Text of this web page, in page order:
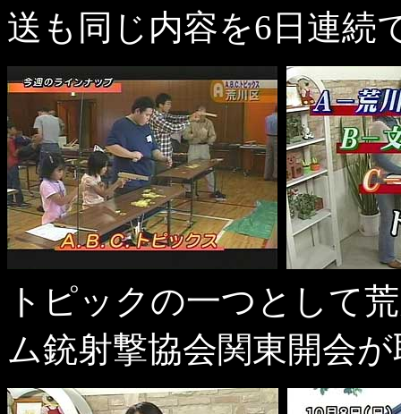
送も同じ内容を6日連続
トピックの一つとして
ム銃射撃協会関東開会